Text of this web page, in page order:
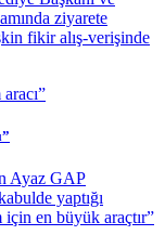
ziyarete
fikir alış-verişinde
Ayaz GAP
yaptığı
için en büyük araçtır”